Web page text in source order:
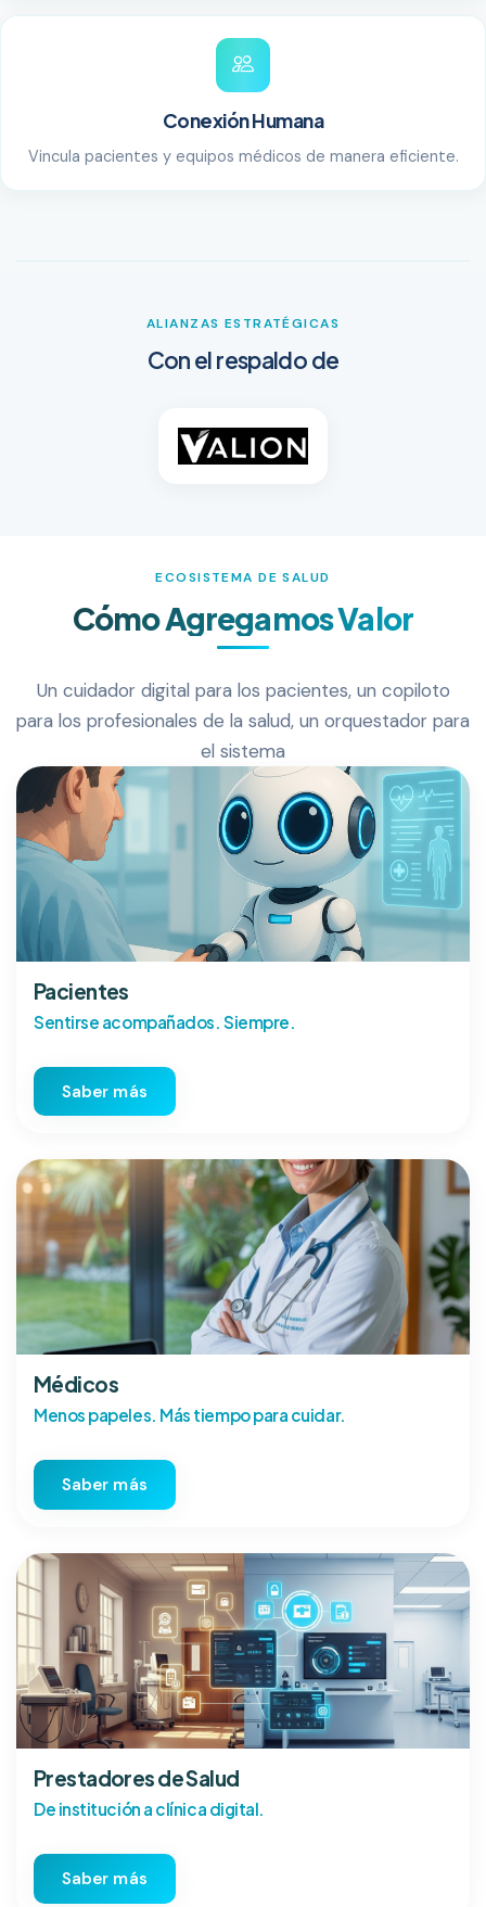
Conexión Humana
Vincula pacientes y equipos médicos de manera eficiente.
ALIANZAS ESTRATÉGICAS
Con el respaldo de
ECOSISTEMA DE SALUD
Cómo Agregamos Valor
Un cuidador digital para los pacientes, un copiloto
para los profesionales de la salud, un orquestador para
el sistema
Pacientes
Sentirse acompañados. Siempre.
Saber más
Médicos
Menos papeles. Más tiempo para cuidar.
Saber más
Prestadores de Salud
De institución a clínica digital.
Saber más